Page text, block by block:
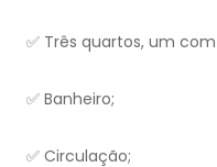
✅ Três quartos, um
✅ Banheiro;
✅ Circulação;